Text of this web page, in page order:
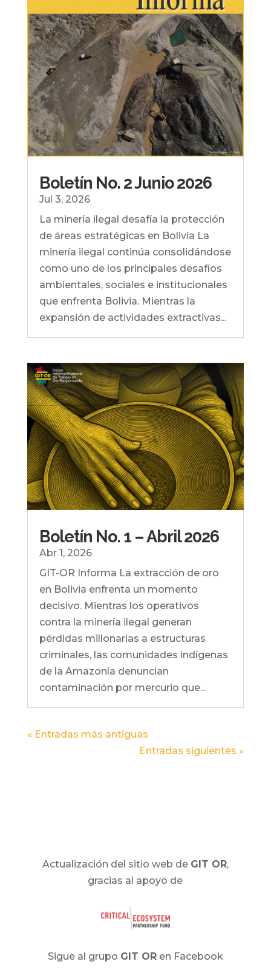
Boletín No. 2 Junio 2026
Jul 3, 2026
La minería ilegal desafía la protección
de áreas estratégicas en Bolivia La
minería ilegal continúa consolidándose
como uno de los principales desafíos
ambientales, sociales e institucionales
que enfrenta Bolivia. Mientras la
expansión de actividades extractivas...
Boletín No. 1 – Abril 2026
Abr 1, 2026
GIT-OR Informa La extracción de oro
en Bolivia enfrenta un momento
decisivo. Mientras los operativos
contra la minería ilegal generan
pérdidas millonarias a estructuras
criminales, las comunidades indígenas
de la Amazonía denuncian
contaminación por mercurio que...
« Entradas más antiguas
Entradas siguientes »
Actualización del sitio web de GIT OR,
gracias al apoyo de
Sigue al grupo GIT ORen Facebook